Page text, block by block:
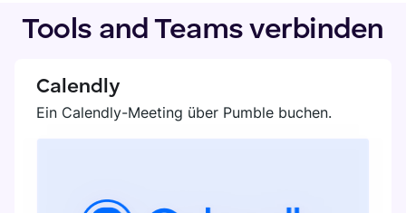
Tools and Teams verbinden
Calendly
Ein Calendly-Meeting über Pumble buchen.